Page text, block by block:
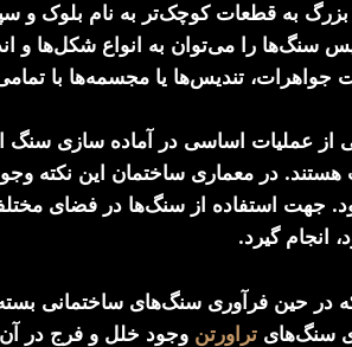
به قطعات کوچک‌تر به نام بلوک و
سنگ‌ها را می‌توان به انواع شکل‌ها و
جواهرات، تندیس‌ها یا مجسمه‌ها با
از عملیات اساسی در آماده سازی سنگ
در معماری ساختمان این نکته
جهت استفاده از سنگ‌ها در فضای
انجام گیرد.
در حین فرآوری سنگ‌های ساختمانی بسته
سنگ‌های تراورتن وجود خلل و فرج در